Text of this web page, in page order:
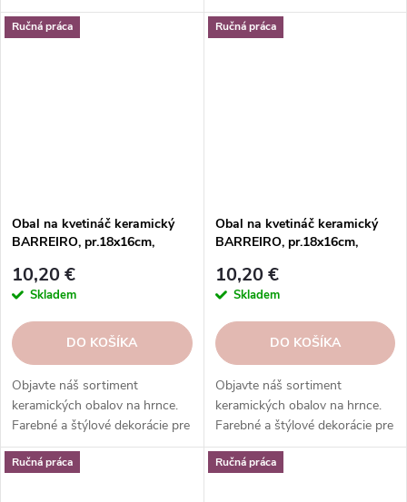
vaše rastliny. Objednajte si ešte
dnes.
vaše rastliny. Objednajte si ešte
dnes.
Ručná práca
Obal na kvetináč keramický
BARREIRO, pr.18x16cm,
10,20 €
Skladem
DO KOŠÍKA
Objavte náš sortiment
keramických obalov na hrnce.
Farebné a štýlové dekorácie pre
vaše rastliny. Objednajte si ešte
dnes.
Ručná práca
Obal na kvetináč keramický
BARREIRO, pr.18x16cm,
10,20 €
Skladem
DO KOŠÍKA
Objavte náš sortiment
keramických obalov na hrnce.
Farebné a štýlové dekorácie pre
vaše rastliny. Objednajte si ešte
dnes.
Ručná práca Ručná práca